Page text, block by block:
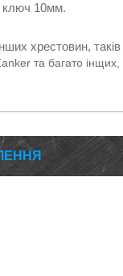
ключ 10мм.
хрестовин,
та багато інщих,